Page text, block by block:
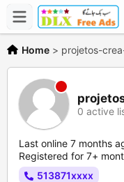
Home > projetos-
0 active
Last online 7 months
Registered for 7+
513871xxxx